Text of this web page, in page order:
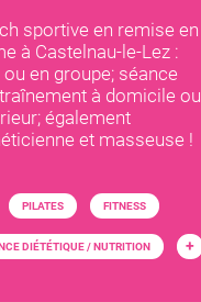
sportive en remise en
à Castelnau-le-Lez :
ou en groupe; séance
à domicile ou
également
et masseuse !
PILATES FITNESS
DIÉTÉTIQUE / NUTRITION +